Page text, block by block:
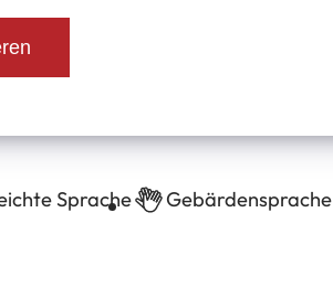
Sprache Gebärdensprache